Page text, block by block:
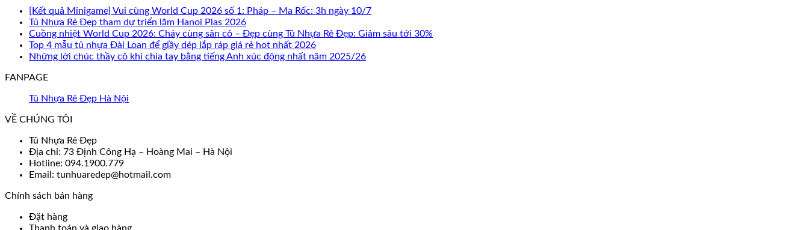
[Kết quả Minigame] Vui cùng World Cup 2026 số 1: Pháp – Ma Rốc: 3h ngày 10/7
Tủ Nhựa Rẻ Đẹp tham dự triển lãm Hanoi Plas 2026
Cuồng nhiệt World Cup 2026: Cháy cùng sân cỏ – Đẹp cùng Tủ Nhựa Rẻ Đẹp: Giảm sâu tới 30%
Top 4 mẫu tủ nhựa Đài Loan để giầy dép lắp ráp giá rẻ hot nhất 2026
Những lời chúc thầy cô khi chia tay bằng tiếng Anh xúc động nhất năm 2025/26
FANPAGE
Tủ Nhựa Rẻ Đẹp Hà Nội
VỀ CHÚNG TÔI
Tủ Nhựa Rẻ Đẹp
Địa chỉ: 73 Định Công Hạ – Hoàng Mai – Hà Nội
Hotline: 094.1900.779
Email: tunhuaredep@hotmail.com
Chính sách bán hàng
Đặt hàng